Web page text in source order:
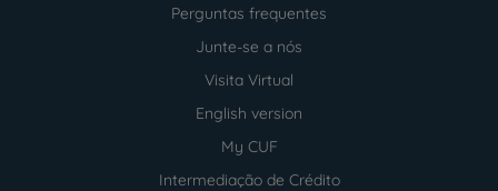
Perguntas frequentes
Junte-se a nós
Visita Virtual
English version
My CUF
Intermediação de Crédito